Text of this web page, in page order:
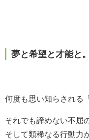
夢と希望と才能と。
何度も思い知らされる
それでも諦めない不屈
そして類稀なる行動力